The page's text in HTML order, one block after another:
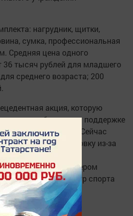
нагрудник, щитки,
сумка, профессиональная
Средняя цена одного
36 тысяч рублей для младшего
среднего возраста; 200
акция, которую
года и благодаря поддержке
реализовали. Сейчас
купить экипировку из-за
все наши юниоры
это станет триггером
— отметил министр спорта